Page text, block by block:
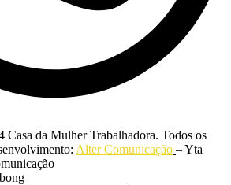
da Mulher Trabalhadora. Todos os
Alter Comunicação – Yta